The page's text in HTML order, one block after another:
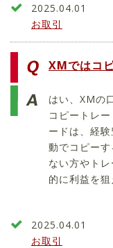
2025.04.01
お取引
XMではコ
はい、XMの
コピートレ
ードは、経
動でコピー
ない方やト
的に利益を狙
2025.04.01
お取引